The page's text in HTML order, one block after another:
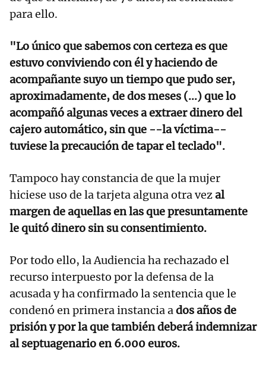
para ello.
"Lo único que sabemos con certeza es que
estuvo conviviendo con él y haciendo de
acompañante suyo un tiempo que pudo ser,
aproximadamente, de dos meses (...) que lo
acompañó algunas veces a extraer dinero del
cajero automático, sin que --la víctima--
tuviese la precaución de tapar el teclado".
Tampoco hay constancia de que la mujer
hiciese uso de la tarjeta alguna otra vezal
margen de aquellas en las que presuntamente
le quitó dinero sin su consentimiento.
Por todo ello, la Audiencia ha rechazado el
recurso interpuesto por la defensa de la
acusada y ha confirmado la sentencia que le
condenó en primera instancia ados años de
prisión y por la que también deberá indemnizar
al septuagenario en 6.000 euros.